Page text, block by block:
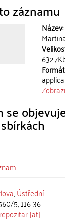
záznamu
Název:
Formát:
se
,Ústřední
5, 116 36
[at]